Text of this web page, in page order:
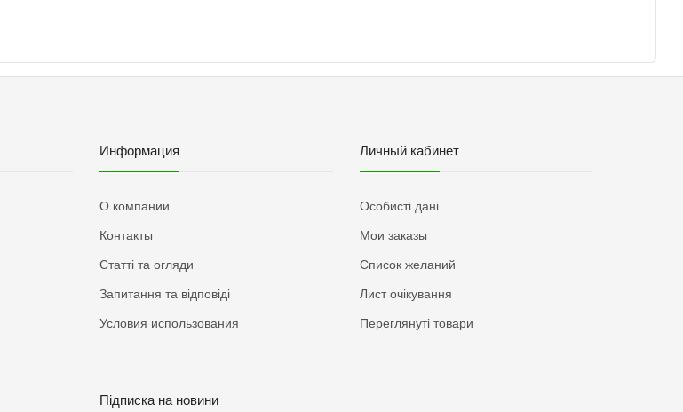
Информация
О компании
Контакты
Статті та огляди
Запитання та відповіді
Условия использования
Личный кабинет
Особисті дані
Мои заказы
Список желаний
Лист очікування
Переглянуті товари
Підписка на новини